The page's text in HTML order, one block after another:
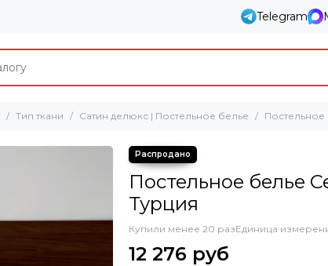
Telegram
Тип ткани Сатин делюкс | Постельное белье Постельное
Постельное белье
Турция
Купили менее 20 разЕдиница
12 276 руб